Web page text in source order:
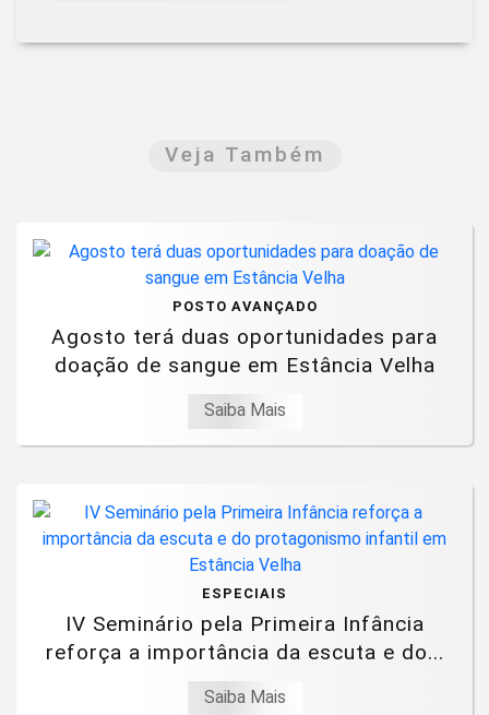
Veja Também
POSTO AVANÇADO
Agosto terá duas oportunidades para
doação de sangue em Estância Velha
Saiba Mais
ESPECIAIS
IV Seminário pela Primeira Infância
reforça a importância da escuta e do...
Saiba Mais